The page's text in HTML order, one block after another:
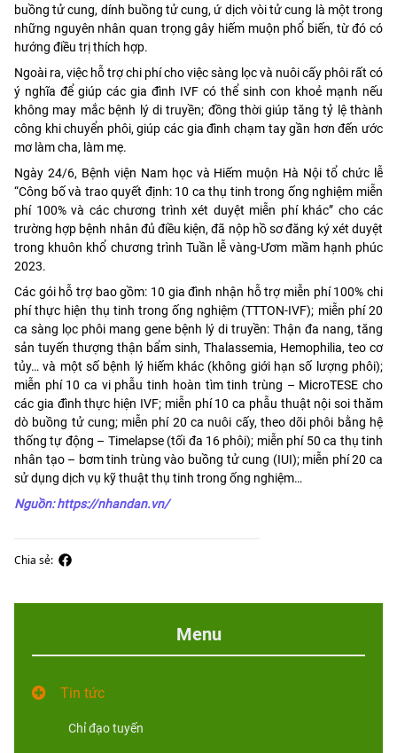
buồng tử cung, dính buồng tử cung, ứ dịch vòi tử cung là một trong
những nguyên nhân quan trọng gây hiếm muộn phổ biến, từ đó có
hướng điều trị thích hợp.
Ngoài ra, việc hỗ trợ chi phí cho việc sàng lọc và nuôi cấy phôi rất có
ý nghĩa để giúp các gia đình IVF có thể sinh con khoẻ mạnh nếu
không may mắc bệnh lý di truyền; đồng thời giúp tăng tỷ lệ thành
công khi chuyển phôi, giúp các gia đình chạm tay gần hơn đến ước
mơ làm cha, làm mẹ.
Ngày 24/6, Bệnh viện Nam học và Hiếm muộn Hà Nội tổ chức lễ
“Công bố và trao quyết định: 10 ca thụ tinh trong ống nghiệm miễn
phí 100% và các chương trình xét duyệt miễn phí khác” cho các
trường hợp bệnh nhân đủ điều kiện, đã nộp hồ sơ đăng ký xét duyệt
trong khuôn khổ chương trình Tuần lễ vàng-Ươm mầm hạnh phúc
2023.
Các gói hỗ trợ bao gồm: 10 gia đình nhận hỗ trợ miễn phí 100% chi
phí thực hiện thụ tinh trong ống nghiệm (TTTON-IVF); miễn phí 20
ca sàng lọc phôi mang gene bệnh lý di truyền: Thận đa nang, tăng
sản tuyến thượng thận bẩm sinh, Thalassemia, Hemophilia, teo cơ
tủy… và một số bệnh lý hiếm khác (không giới hạn số lượng phôi);
miễn phí 10 ca vi phẫu tinh hoàn tìm tinh trùng – MicroTESE cho
các gia đình thực hiện IVF; miễn phí 10 ca phẫu thuật nội soi thăm
dò buồng tử cung; miễn phí 20 ca nuôi cấy, theo dõi phôi bằng hệ
thống tự động – Timelapse (tối đa 16 phôi); miễn phí 50 ca thụ tinh
nhân tạo – bơm tinh trùng vào buồng tử cung (IUI); miễn phí 20 ca
sử dụng dịch vụ kỹ thuật thụ tinh trong ống nghiệm…
Nguồn: https://nhandan.vn/
Chia sẻ:
Menu
Tin tức
Chỉ đạo tuyến